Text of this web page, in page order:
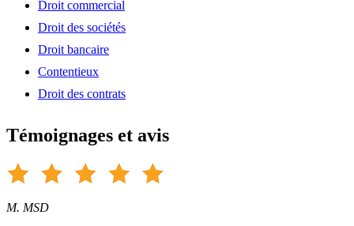
Droit commercial
Droit des sociétés
Droit bancaire
Contentieux
Droit des contrats
Témoignages et avis
M. MSD